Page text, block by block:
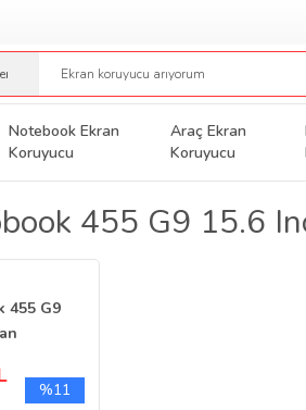
Notebook Ekran
Koruyucu
Araç Ekran
Koruyucu
455 G9 15.6
455 G9
%11